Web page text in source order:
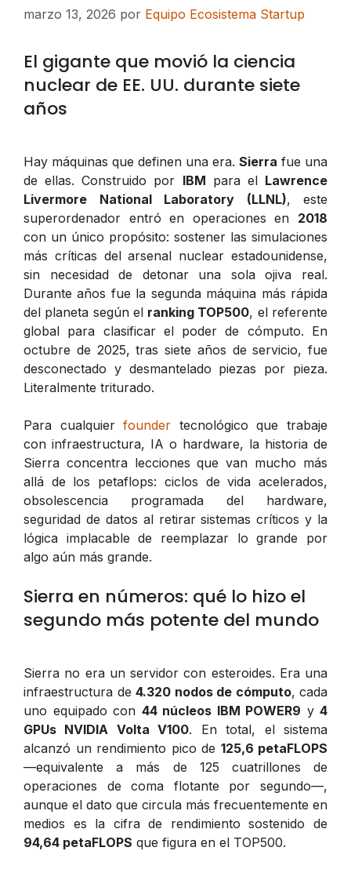
marzo 13, 2026 por Equipo Ecosistema Startup
El gigante que movió la ciencia
nuclear de EE. UU. durante siete
años
Hay máquinas que definen una era. Sierra fue una
de ellas. Construido por IBM para el Lawrence
Livermore National Laboratory (LLNL), este
superordenador entró en operaciones en 2018
con un único propósito: sostener las simulaciones
más críticas del arsenal nuclear estadounidense,
sin necesidad de detonar una sola ojiva real.
Durante años fue la segunda máquina más rápida
del planeta según el ranking TOP500, el referente
global para clasificar el poder de cómputo. En
octubre de 2025, tras siete años de servicio, fue
desconectado y desmantelado piezas por pieza.
Literalmente triturado.
Para cualquierfounder tecnológico que trabaje
con infraestructura, IA o hardware, la historia de
Sierra concentra lecciones que van mucho más
allá de los petaflops: ciclos de vida acelerados,
obsolescencia programada del hardware,
seguridad de datos al retirar sistemas críticos y la
lógica implacable de reemplazar lo grande por
algo aún más grande.
Sierra en números: qué lo hizo el
segundo más potente del mundo
Sierra no era un servidor con esteroides. Era una
infraestructura de 4.320 nodos de cómputo, cada
uno equipado con 44 núcleos IBM POWER9 y 4
GPUs NVIDIA Volta V100. En total, el sistema
alcanzó un rendimiento pico de 125,6 petaFLOPS
—equivalente a más de 125 cuatrillones de
operaciones de coma flotante por segundo—,
aunque el dato que circula más frecuentemente en
medios es la cifra de rendimiento sostenido de
94,64 petaFLOPS que figura en el TOP500.